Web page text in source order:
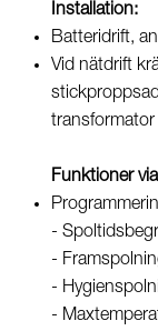
Installation:
Batteridrift,
Vid nätdrift
Funktioner
-
-
-
-